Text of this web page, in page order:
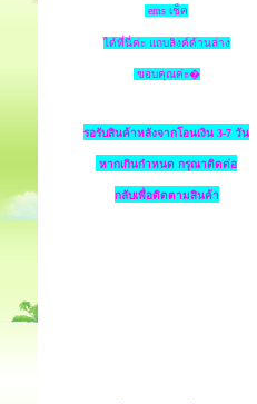
ems เช็ค
ได้ที่นี่ค่ะ แถบลิงค์ด้านล่าง
ขอบคุณค่ะ�
รอรับสินค้าหลังจากโอนเงิน 3-7 วัน
หากเกินกำหนด กรุณาติดต่อ
กลับเพื่อติดตามสินค้า